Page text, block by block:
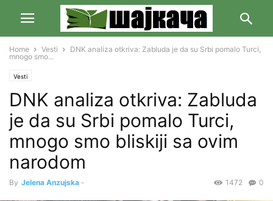
Home Vesti
DNK analiza otkriva: Zabluda je da su Srbi pomalo Turci,
mnogo smo...
Vesti
DNK analiza otkriva: Zabluda
je da su Srbi pomalo Turci,
mnogo smo bliskiji sa ovim
narodom
By Jelena Anzujska - 0
1472